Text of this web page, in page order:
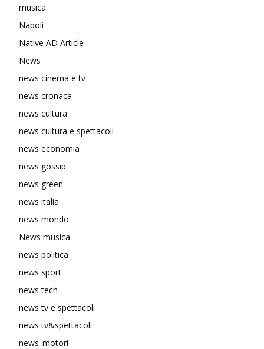
musica
Napoli
Native AD Article
News
news cinema e tv
news cronaca
news cultura
news cultura e spettacoli
news economia
news gossip
news green
news italia
news mondo
News musica
news politica
news sport
news tech
news tv e spettacoli
news tv&spettacoli
news_motori